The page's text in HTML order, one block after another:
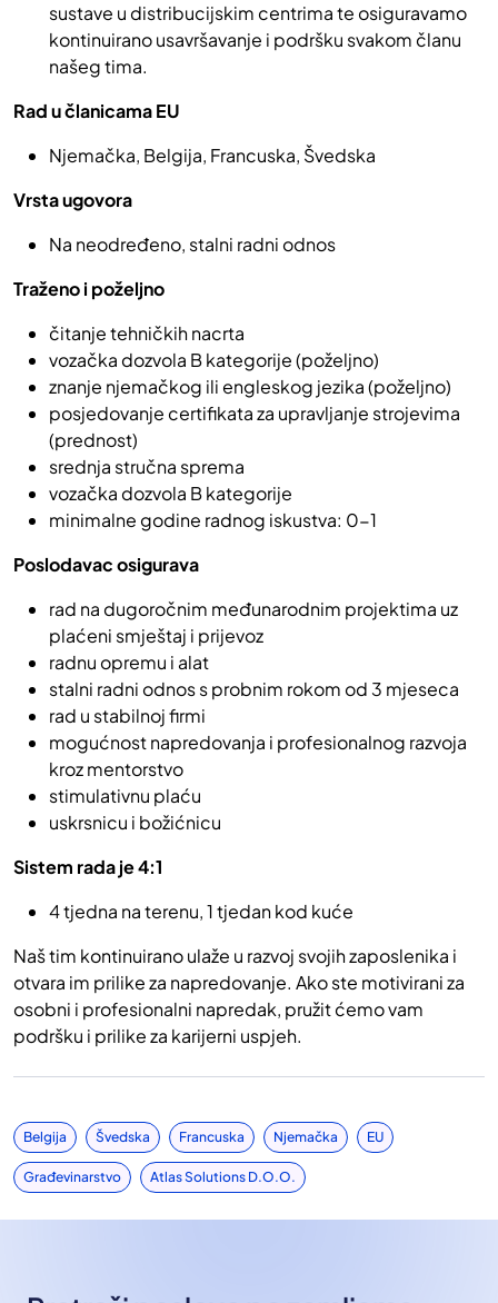
sustave u distribucijskim centrima te osiguravamo
kontinuirano usavršavanje i podršku svakom članu
našeg tima.
Rad u članicama EU
Njemačka, Belgija, Francuska, Švedska
Vrsta ugovora
Na neodređeno, stalni radni odnos
Traženo i poželjno
čitanje tehničkih nacrta
vozačka dozvola B kategorije (poželjno)
znanje njemačkog ili engleskog jezika (poželjno)
posjedovanje certifikata za upravljanje strojevima
(prednost)
srednja stručna sprema
vozačka dozvola B kategorije
minimalne godine radnog iskustva: 0-1
Poslodavac osigurava
rad na dugoročnim međunarodnim projektima uz
plaćeni smještaj i prijevoz
radnu opremu i alat
stalni radni odnos s probnim rokom od 3 mjeseca
rad u stabilnoj firmi
mogućnost napredovanja i profesionalnog razvoja
kroz mentorstvo
stimulativnu plaću
uskrsnicu i božićnicu
Sistem rada je 4:1
4 tjedna na terenu, 1 tjedan kod kuće
Naš tim kontinuirano ulaže u razvoj svojih zaposlenika i
otvara im prilike za napredovanje. Ako ste motivirani za
osobni i profesionalni napredak, pružit ćemo vam
podršku i prilike za karijerni uspjeh.
Belgija Švedska Francuska Njemačka EU
Građevinarstvo Atlas Solutions D.o.o.